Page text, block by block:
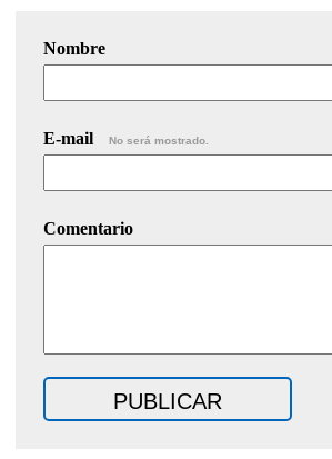
Nombre
E-mail No será mostrado.
Comentario